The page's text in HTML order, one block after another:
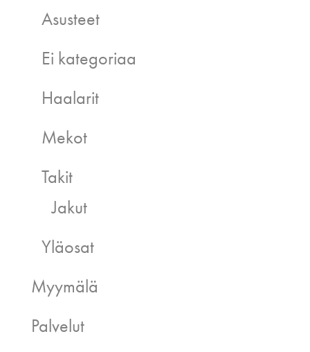
Asusteet
Ei kategoriaa
Haalarit
Mekot
Takit
Jakut
Yläosat
Myymälä
Palvelut